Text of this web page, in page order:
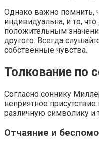
Однако важно помнить,
индивидуальна, и то,
положительным
другого. Всегда
собственные чувства.
Толкование по
Согласно соннику
неприятное
различную символику и
Отчаяние и